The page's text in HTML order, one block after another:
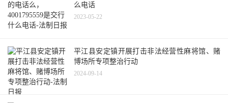
么电话
2023-05-22
平江县安定镇开展打击非法经营性麻将馆、赌
博场所专项整治行动
2024-09-14